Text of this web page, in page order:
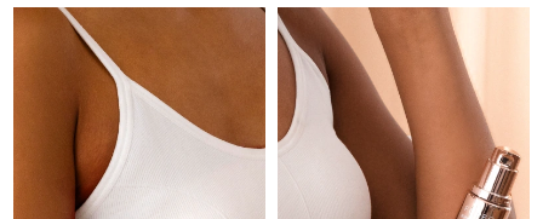
LUNA™ 設備
All facial cleansing devices
All deep facial hydration devices
All silicone sonic toothbrushes
FAQ™ P1 Primer
Manuka honey primer
FAQ™護膚品
All FAQ™ skincare
FAQ™ 221
Anti-aging LED hand mask
FAQ™護膚品
All FAQ™ skincare
FAQ™護膚品
All FAQ™ skincare
FAQ™ Red Light Serum
脫毛
PEACH™ 2 Pro Max
Professional IPL hair removal device
身體護理
Microcurrent body toning
預計送達日期 8/9/26
預計送達日期 8/9/26
法屬玻里尼西亞 預計送達日期 8/13/26